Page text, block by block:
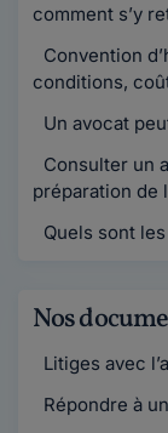
comment s’y
Convention
conditions,
Un avocat
Consulter un
préparation de
Quels sont
Nos
Litiges avec
Répondre à